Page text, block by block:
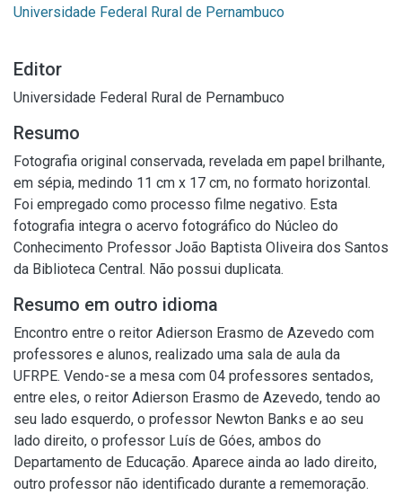
Universidade Federal Rural de Pernambuco
Editor
Universidade Federal Rural de Pernambuco
Resumo
Fotografia original conservada, revelada em papel brilhante,
em sépia, medindo 11 cm x 17 cm, no formato horizontal.
Foi empregado como processo filme negativo. Esta
fotografia integra o acervo fotográfico do Núcleo do
Conhecimento Professor João Baptista Oliveira dos Santos
da Biblioteca Central. Não possui duplicata.
Resumo em outro idioma
Encontro entre o reitor Adierson Erasmo de Azevedo com
professores e alunos, realizado uma sala de aula da
UFRPE. Vendo-se a mesa com 04 professores sentados,
entre eles, o reitor Adierson Erasmo de Azevedo, tendo ao
seu lado esquerdo, o professor Newton Banks e ao seu
lado direito, o professor Luís de Góes, ambos do
Departamento de Educação. Aparece ainda ao lado direito,
outro professor não identificado durante a rememoração.